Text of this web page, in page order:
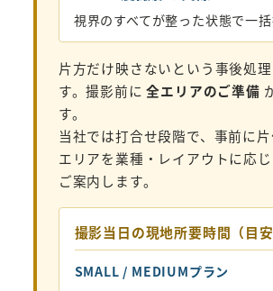
視界のすべてが整った状態で一
片方だけ映さないという事後処
す。撮影前に全エリアのご準備
す。
当社では打合せ段階で、事前に
エリアを業種・レイアウトに応
ご案内します。
撮影当日の現地所要時間（目安
SMALL / MEDIUMプラン